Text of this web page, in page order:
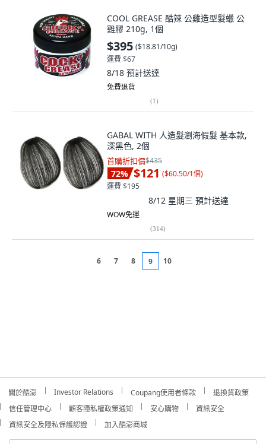
COOL GREASE 酷辣 公雞造型髮蠟 公
雞膠 210g, 1個
$395 ($18.81/10g)
運費 $67
8/18 預計送達
免費退貨
(1)
GABAL WITH 人造髮瀏海假髮 基本款,
深黑色, 2個
首購折扣價$435
72% $121 ($60.50/1個)
運費 $195
8/12 星期三 預計送達
WOW免運
(314)
6 7 8 9 10
關於酷澎 Investor Relations Coupang使用者條款
退換貨政策
信任管理中心
顧客隱私權政策通知 安心購物
資訊安全
資訊安全及隱私保護認證
加入酷澎商城